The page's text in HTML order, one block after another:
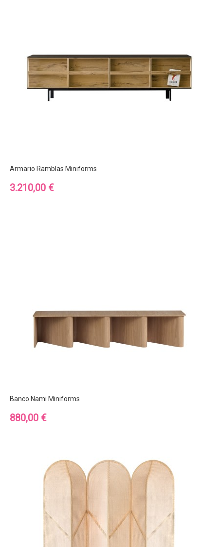
Armario Ramblas Miniforms
Precio
3.210,00 €
Banco Nami Miniforms
Precio
880,00 €